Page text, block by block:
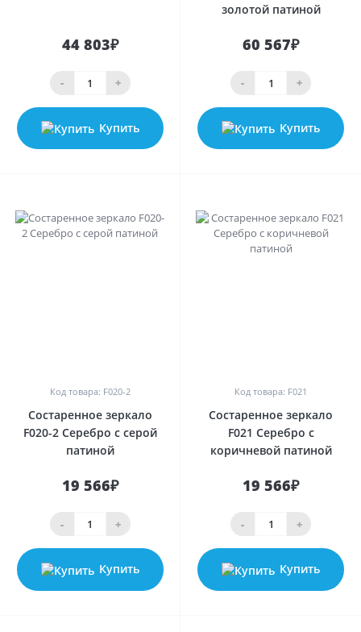
44 803₽
- +
Купить
золотой патиной
60 567₽
- +
Купить
Код товара: F020-2
Состаренное зеркало
F020-2 Серебро с серой
патиной
19 566₽
- +
Купить
Код товара: F021
Состаренное зеркало
F021 Серебро с
коричневой патиной
19 566₽
- +
Купить